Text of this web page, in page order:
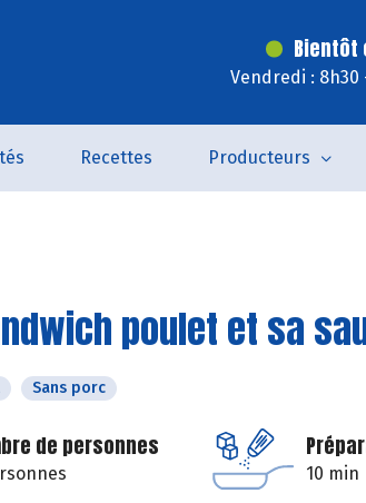
Bientôt
Vendredi : 8h30
Recettes Producteurs
poulet et sa
Sans porc
de personnes
10 min